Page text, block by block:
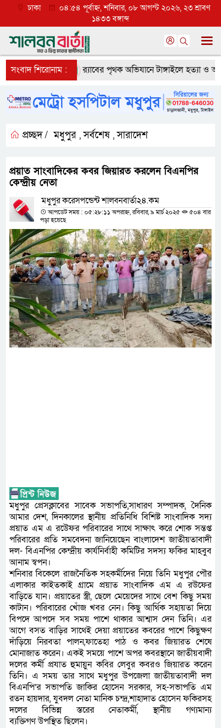
ঢাকা
০৪:৫৪ পূর্বাহ্ন, শনিবার, ০৮ আগস্ট ২০২৬, ২৩ শ্রাবণ
১৪৩৩ বঙ্গাব্দ
সংবাদ শিরোনাম :
ব্যাপক প্রত্যাশা র‌্যাবের পৃথক অভিযানে টাঙ্গাইলে হত্যা ও
প্রচ্ছদ / মধুপুর ,সর্বশেষ ,সারাদেশ
প্রয়াত সাংবাদিকের কবর জিয়ারত করলেন বিএনপির
কেন্দ্রীয় নেতা
মধুপুর করেসপন্ডেন্ট শালবনবার্তা২৪.কম
আপডেট সময় : ০৫:২৮:১১ অপরাহ্ন, রবিবার, ৯ মার্চ ২০২৫
৫০৪ বার
পড়া হয়েছে
মধুপুর প্রেসক্লাবের সাবেক সভাপতি,সাধারণ সম্পাদক, দৈনিক
আমার দেশ, দিনকালের স্থানীয় প্রতিনিধি বিশিষ্ট সাংবাদিক সদ্য
প্রয়াত এম এ রউেফর পরিবারের সাথে সাক্ষাৎ করে শোক সন্তপ্ত
পরিবারের প্রতি সমবেদনা জানিয়েছেন বাংলাদেশ জাতীয়তাবাদী
দল- বিএনপির কেন্দ্রীয় কার্যনির্বাহী কমিটির সদস্য ফকির মাহবুব
আনাম স্বপন।
শনিবার বিকেলে রাজনৈতিক সহকর্মীদের নিয়ে তিনি মধুপুর পৌর
এলাকার কাইতকাই গ্রামে প্রয়াত সাংবাদিক এম এ রউফের
বাড়িতে যান। প্রয়াতের স্ত্রী, ছেলে মেয়েদের সাথে বেশ কিছু সময়
কাটান। পরিবারের খোঁজ খবর নেন। কিছু আর্থিক সহায়তা দিয়ে
বিপদে আপদে সব সময় পাশে থাকার আশ্বাস দেন তিনি। এর
আগে বসত বাড়ির সাথেই দেয়া প্রয়াতের কবরের পাশে কিছুক্ষণ
দাঁড়িয়ে নিরবতা পালন,ফাতেহা পাঠ ও কবর জিয়ারত শেষে
মোনাজাত করেন। একই সময়ে পাশে অপর কবরস্থানে জাতীয়বাদী
দলের কর্মী প্রযাত হুমায়ুন কবির লেবুর কবরও জিয়ারত করেন
তিনি। এ সময় তার সাথে মধুপুর উপজেলা জাতীয়তাবাদী দল
বিএনপি’র সভাপতি জাকির হোসেন সরকার, সহ-সভাপতি এম
রতন হায়দার, যুবদল নেতা মানিক চন্দ্র,শাহাদাত হোসেন ফকিরসহ
দলের বিভিন্ন স্তরের নেতাকর্মী, স্থানীয় গণ্যমান্য
ব্যক্তিগণ উপস্থিত ছিলেন।